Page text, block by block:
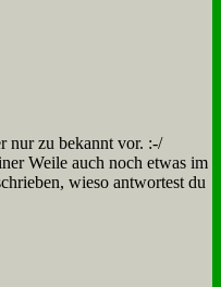
nur zu be­kannt vor. :-/
Wei­le auch noch et­was im
wie­so ant­wor­test du